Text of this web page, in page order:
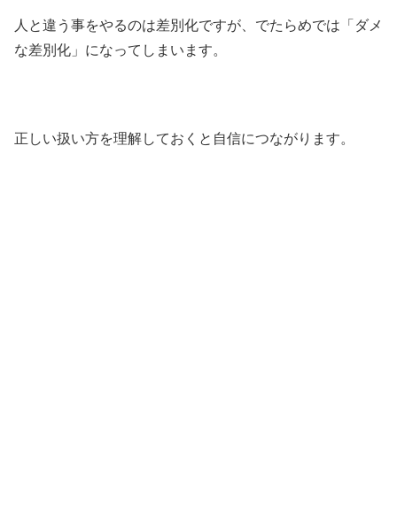
人と違う事をやるのは差別化ですが、でたらめでは「ダメ
な差別化」になってしまいます。
正しい扱い方を理解しておくと自信につながります。